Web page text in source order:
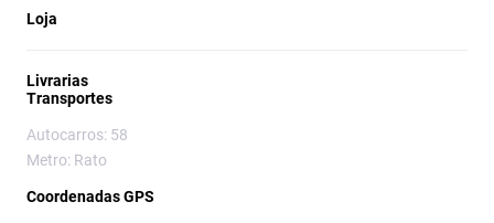
Loja
Livrarias
Transportes
Autocarros: 58
Metro: Rato
Coordenadas GPS